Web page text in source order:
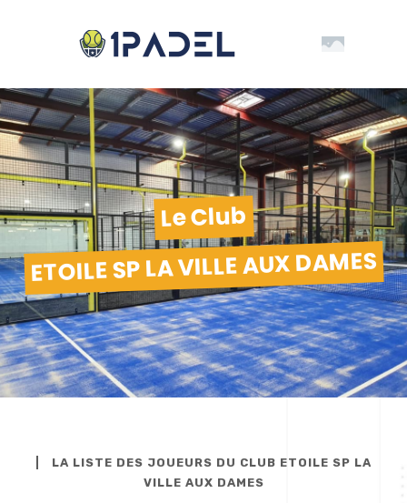
Le Club
ETOILE SP LA VILLE AUX DAMES
LA LISTE DES JOUEURS DU CLUB ETOILE SP LA
VILLE AUX DAMES